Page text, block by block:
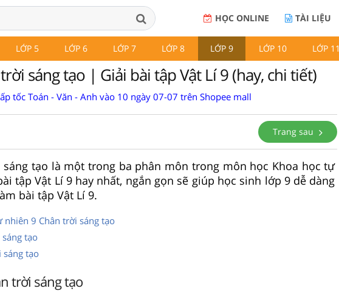
HỌC ONLINE TÀI LIỆU
LỚP 5 LỚP 6 LỚP 7 LỚP 8 LỚP 9 LỚP 10 LỚP 11
sáng tạo | Giải bài tập Vật Lí 9 (hay, chi tiết)
tốc Toán - Văn - Anh vào 10 ngày 07-07 trên Shopee mall
Trang sau
sáng tạo là một trong ba phân môn trong môn học Khoa học tự
tập Vật Lí 9 hay nhất, ngắn gọn sẽ giúp học sinh lớp 9 dễ dàng
bài tập Vật Lí 9.
nhiên 9 Chân trời sáng tạo
tạo
sáng tạo
trời sáng tạo